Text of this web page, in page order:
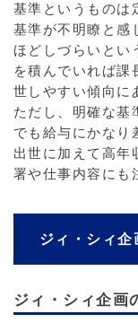
基準というものは
基準が不明瞭と感
ほどしづらいとい
を積んでいれば課
世しやすい傾向に
ただし、明確な基
でも給与にかなり
出世に加えて高年
署や仕事内容にも
ジィ・シィ
ジィ・シィ企画